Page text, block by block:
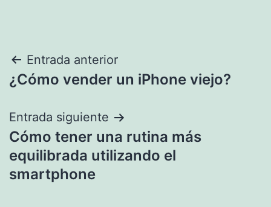
Post
navigation
Entrada anterior
¿Cómo vender un iPhone viejo?
Entrada siguiente
Cómo tener una rutina más
equilibrada utilizando el
smartphone